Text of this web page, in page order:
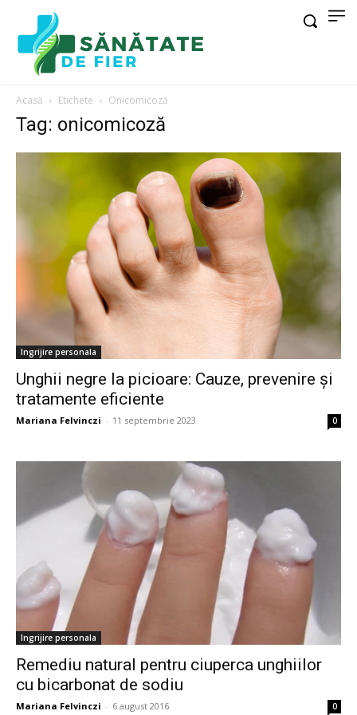
Acasă Etichete Onicomicoză
Tag: onicomicoză
Ingrijire personala
Unghii negre la picioare: Cauze, prevenire și
tratamente eficiente
Mariana Felvinczi - 11 septembrie 2023 0
Ingrijire personala
Remediu natural pentru ciuperca unghiilor
cu bicarbonat de sodiu
Mariana Felvinczi - 6 august 2016 0